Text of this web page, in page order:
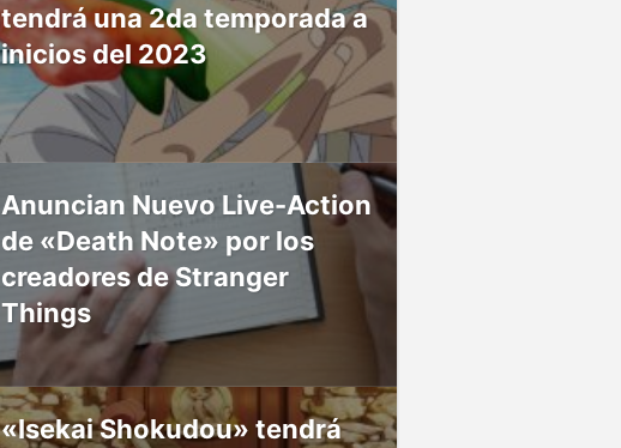
tendrá una 2da temporada a
inicios del 2023
Anuncian Nuevo Live-Action
de «Death Note» por los
creadores de Stranger
Things
«Isekai Shokudou» tendrá